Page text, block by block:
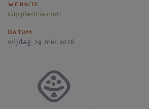
Website
supplentia.com
Datum
vrijdag 29 mei 2026